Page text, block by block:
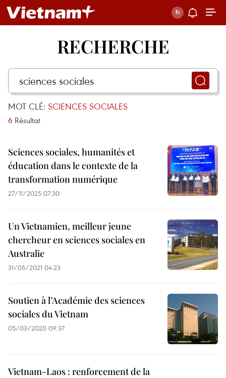
RECHERCHE
MOT CLÉ: SCIENCES SOCIALES
6 Résultat
Sciences sociales, humanités et
éducation dans le contexte de la
transformation numérique
27/11/2025 07:30
Un Vietnamien, meilleur jeune
chercheur en sciences sociales en
Australie
31/05/2021 04:23
Soutien à l’Académie des sciences
sociales du Vietnam
05/03/2020 09:37
Vietnam-Laos : renforcement de la